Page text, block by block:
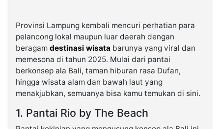
Provinsi Lampung kembali mencuri perhatian para
pelancong lokal maupun luar daerah dengan
beragam destinasi wisata barunya yang viral dan
memesona di tahun 2025. Mulai dari pantai
berkonsep ala Bali, taman hiburan rasa Dufan,
hingga wisata alam dan bawah laut yang
menakjubkan, semuanya bisa kamu temukan di sini.
1. Pantai Rio by The Beach